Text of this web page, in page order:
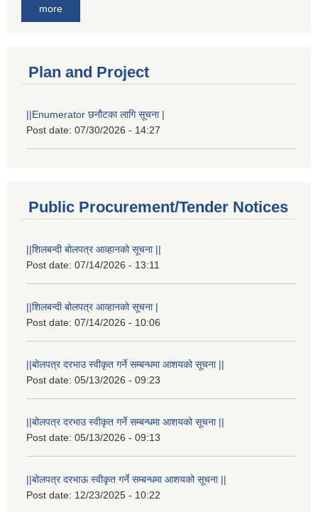
more
Plan and Project
||Enumerator छनौटका लागि सूचना |
Post date: 07/30/2026 - 14:27
Public Procurement/Tender Notices
||शिलबन्दी बोलपत्र आव्हानको सूचना ||
Post date: 07/14/2026 - 13:11
||शिलबन्दी बोलपत्र आव्हानको सूचना |
Post date: 07/14/2026 - 10:06
||बोलपत्र दरभाउ स्वीकृत गर्ने सम्बन्धमा आशयको सूचना ||
Post date: 05/13/2026 - 09:23
||बोलपत्र दरभाउ स्वीकृत गर्ने सम्बन्धमा आशयको सूचना ||
Post date: 05/13/2026 - 09:13
||बोलपत्र दरभाऊ स्वीकृत गर्ने सम्बन्धमा आशयको सूचना ||
Post date: 12/23/2025 - 10:22